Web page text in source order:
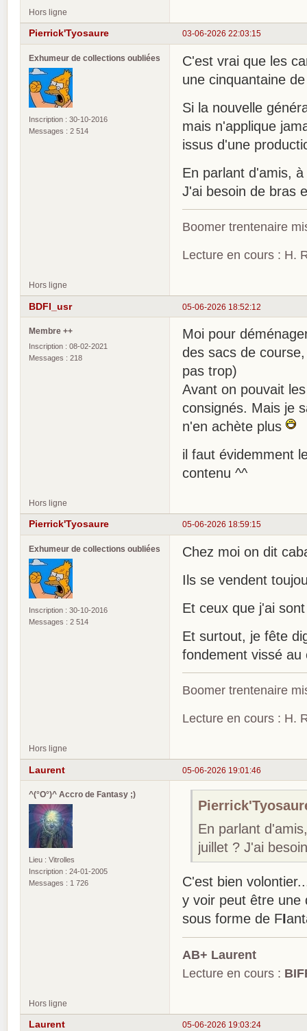
Hors ligne
03-06-2026 22:03:15
Pierrick'Tyosaure
Exhumeur de collections oubliées
Inscription : 30-10-2016
Messages : 2 514
C'est vrai que les
une cinquantaine
Si la nouvelle
mais n'applique
issus d'une
En parlant d'amis,
J'ai besoin de bras
Boomer trentenaire
Lecture en cours : H.
Hors ligne
05-06-2026 18:52:12
BDFI_usr
Membre ++
Inscription : 08-02-2021
Messages : 218
Moi pour
des sacs de
pas trop)
Avant on pouvait
consignés. Mais je
n'en achète plus
il faut évidemment
contenu ^^
Hors ligne
05-06-2026 18:59:15
Pierrick'Tyosaure
Exhumeur de collections oubliées
Inscription : 30-10-2016
Messages : 2 514
Chez moi on dit
Ils se vendent
Et ceux que j'ai
Et surtout, je fête
fondement vissé
Boomer trentenaire
Lecture en cours : H.
Hors ligne
05-06-2026 19:01:46
Laurent
^(°O°)^ Accro de Fantasy ;)
Lieu : Vitrolles
Inscription : 24-01-2005
Messages : 1 726
En parlant
juillet ? J'ai
C'est bien
y voir peut être une
sous forme de FI
AB+ Laurent
Lecture en cours :
Hors ligne
05-06-2026 19:03:24
Laurent